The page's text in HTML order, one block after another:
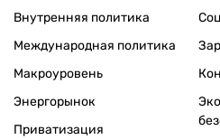
Внутренняя политика
Международная политика
Макроуровень
Энергорынок
Приватизация